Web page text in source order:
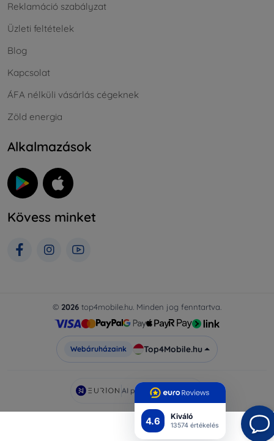
4.6 Kiváló
13574 értékelés
Reklamáció szabályzat
Üzleti feltételek
Blog
Kapcsolat
ÁFA nélküli vásárlás cégeknek
Zöld energia
Alkalmazások
Kövess minket
© 2026 top4mobile.hu. Minden jog fenntartva.
Webáruházaink Top4Mobile.hu
AI powered byEurion